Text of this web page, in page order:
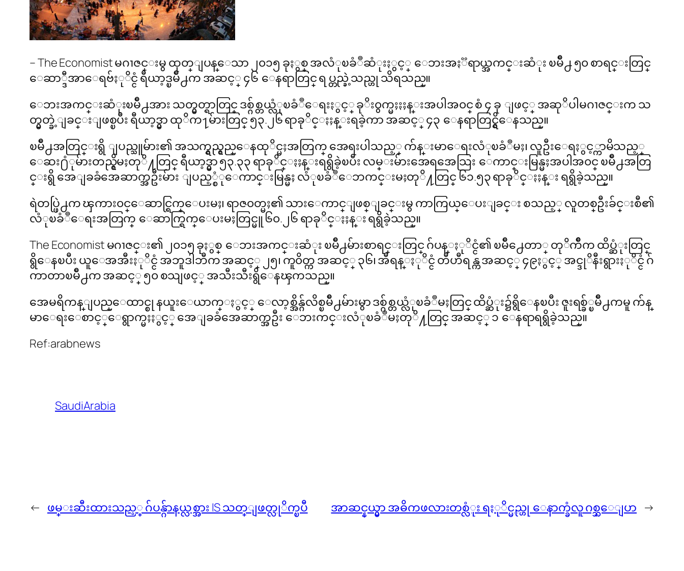
– The Economist မဂၢဇင္းမွ ထုတ္ျပန္ေသာ ၂၀၁၅ ခုႏွစ္ အလံုၿခံဳဆံုးႏွင့္ ေဘးအႏၱရာယ္အကင္းဆံုး ၿမိဳ႕ ၅၀ စာရင္းတြင္
ေဆာ္ဒီအာေရဗ်ႏုိင္ငံ ရီယာ့ဒ္ၿမိဳ႕က အဆင့္ ၄၆ ေနရာတြင္ ရပ္တည္ခဲ့သည္ဟု သိရသည္။
ေဘးအကင္းဆံုးၿမိဳ႕အား သတ္မွတ္ရာတြင္ ဒစ္ဂ်စ္တယ္လံုၿခံဳေရးႏွင့္ ခုိး၀ွက္မႈႏႈန္းအပါအ၀င္ စံ ၄ ခု ျဖင့္ အဆုိပါမဂၢဇင္းက သ
တ္မွတ္ခဲ့ျခင္းျဖစ္ၿပီး ရီယာ့ဒ္မွာ ထုိက႑မ်ားတြင္ ၅၃.၂၆ ရာခုိင္ႏႈန္းရခဲ့ကာ အဆင့္ ၄၃ ေနရာတြင္ရွိေနသည္။
ၿမိဳ႕အတြင္းရွိ ျပည္သူမ်ား၏ အသက္ရွည္ရွည္ေနထုိင္မႈအတြက္ အေရးပါသည့္ က်န္းမာေရးလံုၿခံဳမႈ၊ လူဦးေရႏွင့္ကာမိသည့္
ေဆး႐ံုမ်ားတည္ရွိမႈတုိ႔တြင္ ရီယာ့ဒ္မွာ ၅၃.၃၃ ရာခုိင္ႏႈန္းရရွိခဲ့ၿပီး လမ္းမ်ားအေရအေသြး ေကာင္းမြန္မႈအပါအ၀င္ ၿမိဳ႕အတြ
င္းရွိ အေျခခံအေဆာက္အဦးမ်ား ျပည့္စံုေကာင္းမြန္မႈ လံုၿခံဳေဘကင္းမႈတုိ႔တြင္ ၆၁.၅၃ ရာခုိင္ႏႈန္း ရရွိခဲ့သည္။
ရဲတပ္ဖြဲ႕က ၾကား၀င္ေဆာင္ရြက္ေပးမႈ၊ ရာဇ၀တ္မႈ၏ သားေကာင္ျဖစ္ျခင္းမွ ကာကြယ္ေပးျခင္း စသည့္ လူတစ္ဦးခ်င္းစီ၏
လံုၿခံဳေရးအတြက္ ေဆာက္ရြက္ေပးမႈတြင္မူ ၆၀.၂၆ ရာခုိင္ႏႈန္း ရရွိခဲ့သည္။
The Economist မဂၢဇင္း၏ ၂၀၁၅ ခုႏွစ္ ေဘးအကင္းဆံုး ၿမိဳ႕မ်ားစာရင္းတြင္ ဂ်ပန္ႏုိင္ငံ၏ ၿမိဳ႕ေတာ္ တုိက်ိဳက ထိပ္ဆံုးတြင္
ရွိေနၿပီး ယူေအအီးႏုိင္ငံ အဘူဒါဘီက အဆင့္ ၂၅၊ ကူ၀ိတ္က အဆင့္ ၃၆၊ အီရန္ႏုိင္ငံ တီဟီရန္က အဆင့္ ၄၉ႏွင့္ အင္ဒုိနီးရွားႏုိင္ငံ ဂ်
ကာတာၿမိဳ႕က အဆင့္ ၅၀ စသျဖင့္ အသီးသီးရွိေနၾကသည္။
အေမရိကန္ျပည္ေထာင္စု နယူးေယာက္ႏွင့္ ေလာ့စ္အိန္ဂ်လိစ္ၿမိဳ႕မ်ားမွာ ဒစ္ဂ်စ္တယ္လံုၿခံဳမႈတြင္ ထိပ္ဆံုး၌ရွိေနၿပီး ဇူးရစ္ခ်္ၿမိဳ႕ကမူ က်န္
မာေရးေစာင့္ေရွာက္မႈႏွင့္ အေျခခံအေဆာက္အဦး ေဘးကင္းလံုၿခံဳမႈတုိ႔တြင္ အဆင့္ ၁ ေနရာရရွိခဲ့သည္။
Ref:arabnews
SaudiArabia
← ဖမ္းဆီးထားသည့္ ဂ်ပန္ဂ်ာနယ္လစ္အား IS သတ္ျဖတ္လုိက္ၿပီ အာဆင္နယ္မွာ အဓိကဖလားတစ္လံုး ရႏုိင္မည္ဟု ေနာက္ခံလူ ဂစ္ဘ္ေျပာ →